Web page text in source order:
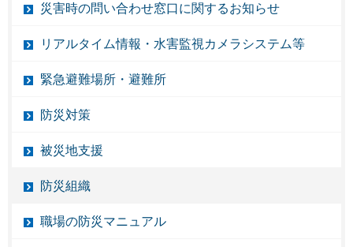
災害時の問い合わせ窓口に関するお知らせ
リアルタイム情報・水害監視カメラシステム等
緊急避難場所・避難所
防災対策
被災地支援
防災組織
職場の防災マニュアル